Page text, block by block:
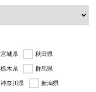
宮城県
秋田県
栃木県
群馬県
神奈川県
新潟県